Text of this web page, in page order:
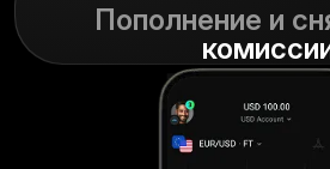
Пополнение и